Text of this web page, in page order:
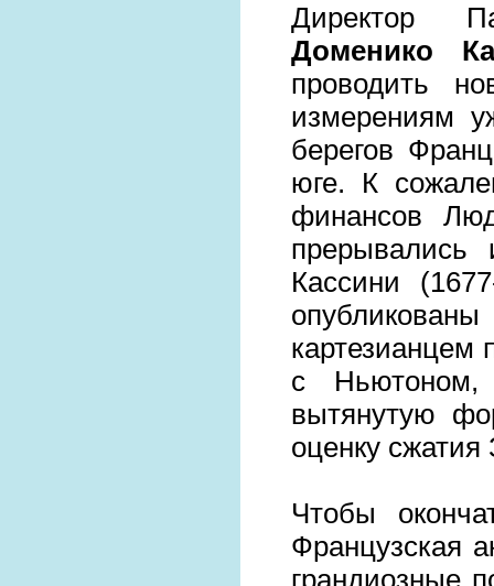
Директор
Доменико
проводить
измерениям
берегов
юге. К
финансов
Кассини
картезианцем
с
вытянутую
оценку
Чтобы
Французская
грандиозные